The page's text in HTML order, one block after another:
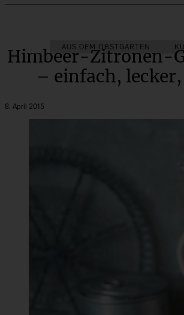
AUS DEM OBSTGARTEN
Himbeer-Zitronen-
– einfach,
8. April 2015